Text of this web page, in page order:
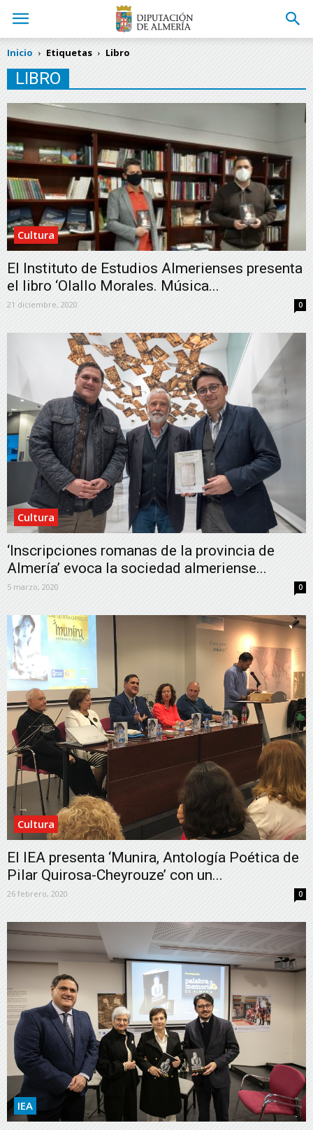
Inicio Etiquetas Libro
LIBRO
Cultura
El Instituto de Estudios Almerienses presenta
el libro ‘Olallo Morales. Música...
21 diciembre, 2020 0
Cultura
‘Inscripciones romanas de la provincia de
Almería’ evoca la sociedad almeriense...
5 marzo, 2020 0
Cultura
El IEA presenta ‘Munira, Antología Poética de
Pilar Quirosa-Cheyrouze’ con un...
26 febrero, 2020 0
IEA